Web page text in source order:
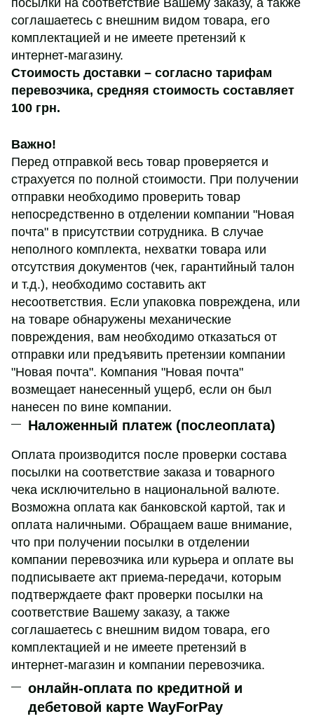
посылки на соответствие Вашему заказу, а также
соглашаетесь с внешним видом товара, его
комплектацией и не имеете претензий к
интернет-магазину.
Стоимость доставки – согласно тарифам
перевозчика, средняя стоимость составляет
100 грн.
Важно!
Перед отправкой весь товар проверяется и
страхуется по полной стоимости. При получении
отправки необходимо проверить товар
непосредственно в отделении компании "Новая
почта" в присутствии сотрудника. В случае
неполного комплекта, нехватки товара или
отсутствия документов (чек, гарантийный талон
и т.д.), необходимо составить акт
несоответствия. Если упаковка повреждена, или
на товаре обнаружены механические
повреждения, вам необходимо отказаться от
отправки или предъявить претензии компании
"Новая почта". Компания "Новая почта"
возмещает нанесенный ущерб, если он был
нанесен по вине компании.
Наложенный платеж (послеоплата)
Оплата производится после проверки состава
посылки на соответствие заказа и товарного
чека исключительно в национальной валюте.
Возможна оплата как банковской картой, так и
оплата наличными. Обращаем ваше внимание,
что при получении посылки в отделении
компании перевозчика или курьера и оплате вы
подписываете акт приема-передачи, которым
подтверждаете факт проверки посылки на
соответствие Вашему заказу, а также
соглашаетесь с внешним видом товара, его
комплектацией и не имеете претензий в
интернет-магазин и компании перевозчика.
онлайн-оплата по кредитной и
дебетовой карте WayForPay